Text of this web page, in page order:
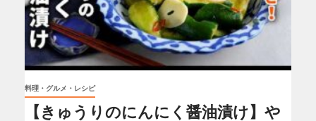
料理・グルメ・レシピ
【きゅうりのにんにく醤油漬け】や